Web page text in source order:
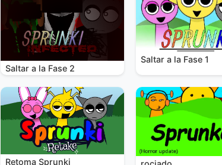
Saltar a la Fase 2
Saltar a la Fase 1
Retoma Sprunki